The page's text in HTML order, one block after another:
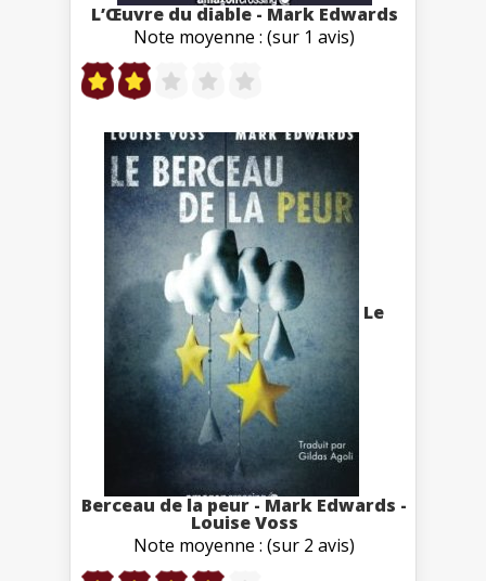
L’Œuvre du diable - Mark Edwards
Note moyenne : (sur 1 avis)
Le
Berceau de la peur - Mark Edwards -
Louise Voss
Note moyenne : (sur 2 avis)